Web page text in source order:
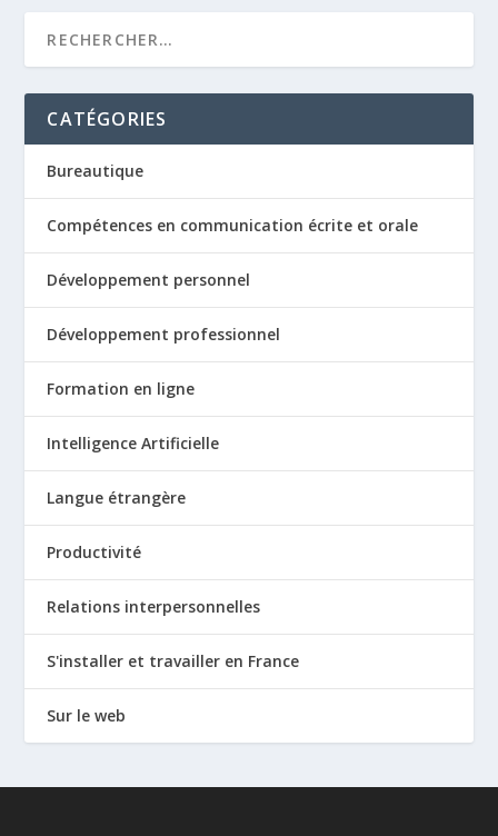
CATÉGORIES
Bureautique
Compétences en communication écrite et orale
Développement personnel
Développement professionnel
Formation en ligne
Intelligence Artificielle
Langue étrangère
Productivité
Relations interpersonnelles
S'installer et travailler en France
Sur le web